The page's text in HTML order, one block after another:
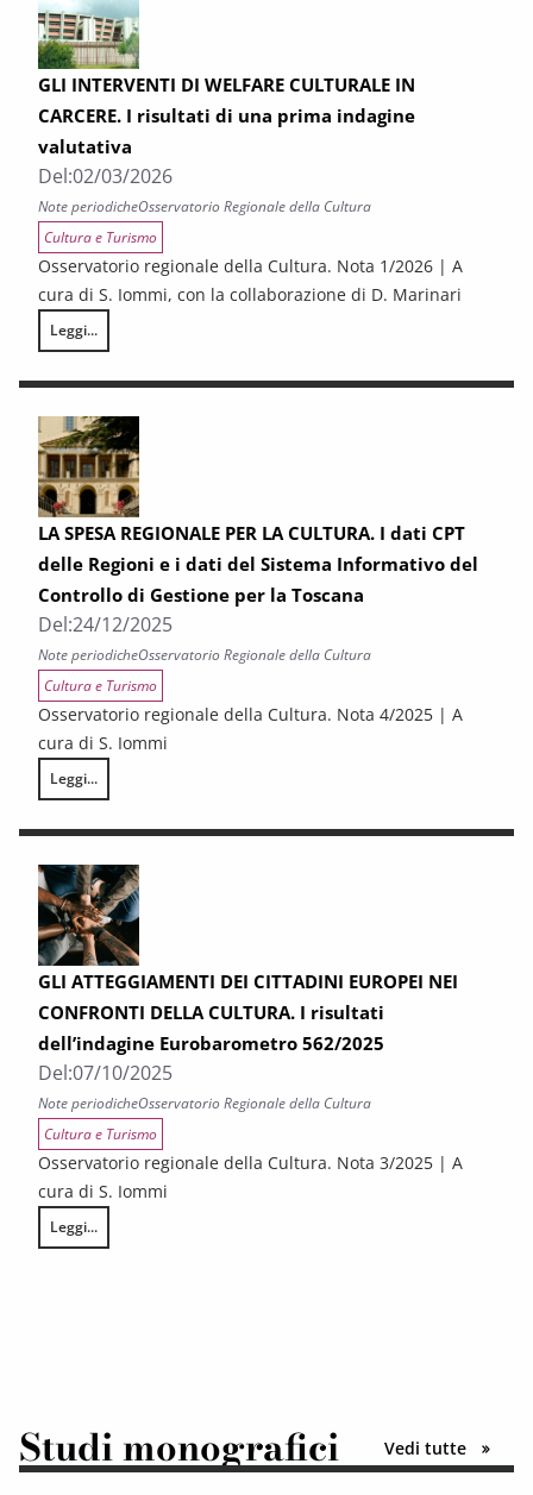
GLI INTERVENTI DI WELFARE CULTURALE IN
CARCERE. I risultati di una prima indagine
valutativa
Del:02/03/2026
Note periodicheOsservatorio Regionale della Cultura
Cultura e Turismo
Osservatorio regionale della Cultura. Nota 1/2026 | A
cura di S. Iommi, con la collaborazione di D. Marinari
Leggi...
GLI INTERVENTI DI WELFARE CULTURALE IN CARCERE. I risultati di
LA SPESA REGIONALE PER LA CULTURA. I dati CPT
delle Regioni e i dati del Sistema Informativo del
Controllo di Gestione per la Toscana
Del:24/12/2025
Note periodicheOsservatorio Regionale della Cultura
Cultura e Turismo
Osservatorio regionale della Cultura. Nota 4/2025 | A
cura di S. Iommi
Leggi...
LA SPESA REGIONALE PER LA CULTURA. I dati CPT delle Regioni e
GLI ATTEGGIAMENTI DEI CITTADINI EUROPEI NEI
CONFRONTI DELLA CULTURA. I risultati
dell’indagine Eurobarometro 562/2025
Del:07/10/2025
Note periodicheOsservatorio Regionale della Cultura
Cultura e Turismo
Osservatorio regionale della Cultura. Nota 3/2025 | A
cura di S. Iommi
Leggi...
GLI ATTEGGIAMENTI DEI CITTADINI EUROPEI NEI CONFRONTI
Studi monografici Vedi tuttele